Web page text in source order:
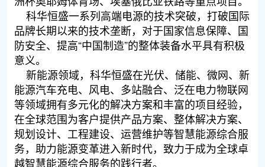
科华恒盛一系列高端电源的技术突破，打破国际
品牌长期以来的技术垄断，对于国家信息保障、国
防安全、提高“中国制造”的整体装备水平具有积极
意义。
新能源领域，科华恒盛在光伏、储能、微网、新
能源汽车充电、风电、多站融合、泛在电力物联网
等领域拥有多元化的解决方案和丰富的项目经验，
在全球范围为客户提供产品方案、整体解决方案、
规划设计、工程建设、运营维护等智慧能源综合服
务，助力能源变革进入新时代，致力于成为全球卓
越智慧能源综合服务的践行者。